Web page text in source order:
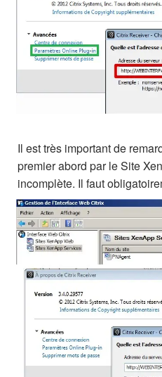
Il est très important de
premier abord par le Site
incomplète. Il faut